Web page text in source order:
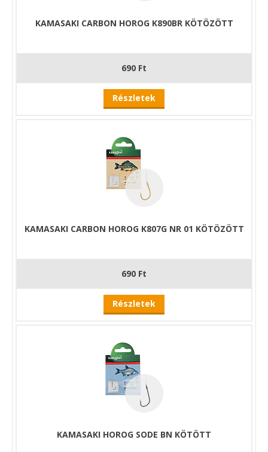
KAMASAKI CARBON HOROG K890BR KÖTÖZÖTT
690 Ft
Részletek
KAMASAKI CARBON HOROG K807G NR 01 KÖTÖZÖTT
690 Ft
Részletek
KAMASAKI HOROG SODE BN KÖTÖTT